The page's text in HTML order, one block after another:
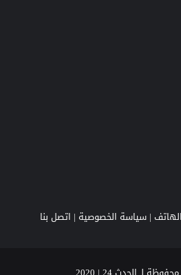
الهاتف |سياسة الخصوصية | اتصل بنا